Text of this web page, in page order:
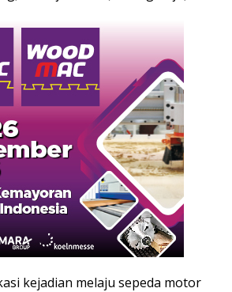
kejadian melaju sepeda motor